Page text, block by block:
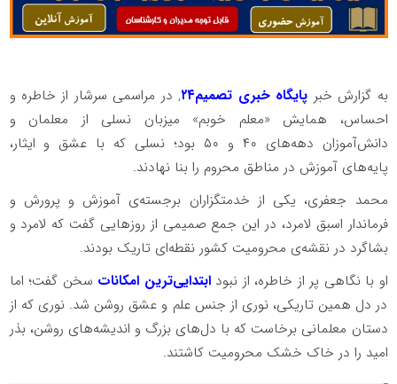
به گزارش خبر پایگاه خبری تصمیم۲۴
, در مراسمی سرشار از خاطره و
احساس، همایش «معلم خوبم» میزبان نسلی از معلمان و
دانش‌آموزان دهه‌های ۴۰ و ۵۰ بود؛ نسلی که با عشق و ایثار،
پایه‌های آموزش در مناطق محروم را بنا نهادند.
محمد جعفری، یکی از خدمتگزاران برجسته‌ی آموزش و پرورش و
فرماندار اسبق لامرد، در این جمع صمیمی از روزهایی گفت که لامرد و
بشاگرد در نقشه‌ی محرومیت کشور نقطه‌ای تاریک بودند.
او با نگاهی پر از خاطره، از نبود ابتدایی‌ترین امکانات سخن گفت؛ اما
در دل همین تاریکی، نوری از جنس علم و عشق روشن شد. نوری که از
دستان معلمانی برخاست که با دل‌های بزرگ و اندیشه‌های روشن، بذر
امید را در خاک خشک محرومیت کاشتند.